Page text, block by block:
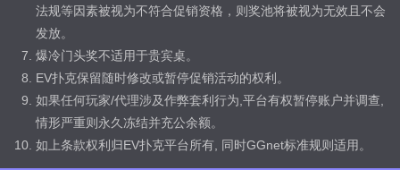
法规等因素被视为不符合促销资格，则奖池将被视为无效且不会
发放。
爆冷门头奖不适用于贵宾桌。
EV扑克保留随时修改或暂停促销活动的权利。
如果任何玩家/代理涉及作弊套利行为,平台有权暂停账户并调查,
情形严重则永久冻结并充公余额。
如上条款权利归EV扑克平台所有, 同时GGnet标准规则适用。